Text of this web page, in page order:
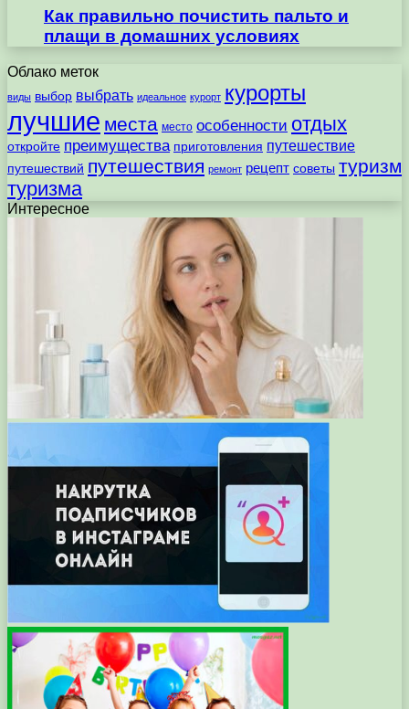
Как правильно почистить пальто и
плащи в домашних условиях
Облако меток
виды выбор выбрать идеальное курорт курорты
лучшие места место особенности отдых
откройте преимущества приготовления путешествие
путешествий путешествия ремонт рецепт советы туризм
туризма
Интересное